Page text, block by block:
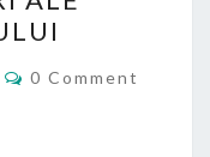
Comments
0 Comment